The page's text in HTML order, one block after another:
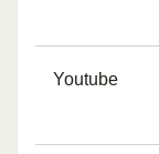
Youtube